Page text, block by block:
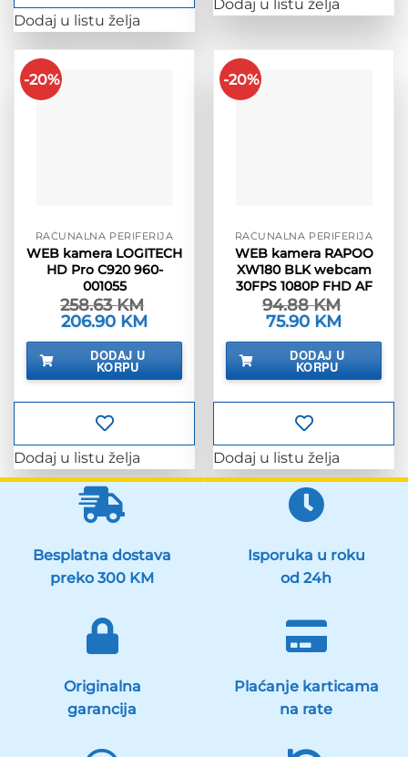
Dodaj u listu želja
-20%
RAČUNALNA PERIFERIJA
WEB kamera LOGITECH
HD Pro C920 960-
001055
258.63KM
Izvorna
cijena
bila
258.63 KM.
206.90 KM
je:
DODAJ U
KORPU
Dodaj u listu želja
-20%
RAČUNALNA PERIFERIJA
WEB kamera RAPOO
XW180 BLK webcam
30FPS 1080P FHD AF
94.88KM
Izvorna
cijena
bila
94.88 KM.
75.90 KM
je:
75.90 KM.
DODAJ U
KORPU
Dodaj u listu želja
Besplatna dostava
preko 300 KM
Isporuka u roku
od 24h
Originalna
garancija
Plaćanje karticama
na rate